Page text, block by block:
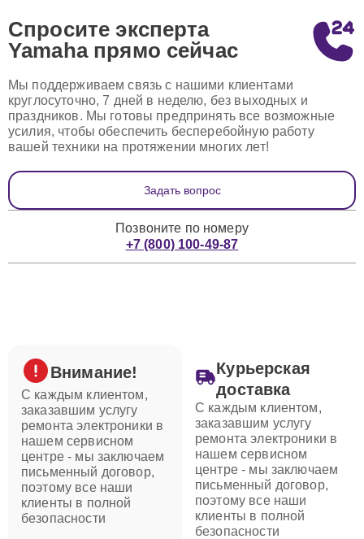
Спросите эксперта
Yamaha прямо сейчас
Мы поддерживаем связь с нашими клиентами
круглосуточно, 7 дней в неделю, без выходных и
праздников. Мы готовы предпринять все возможные
усилия, чтобы обеспечить бесперебойную работу
вашей техники на протяжении многих лет!
Задать вопрос
Позвоните по номеру
+7 (800) 100-49-87
Внимание!
С каждым клиентом,
заказавшим услугу
ремонта электроники в
нашем сервисном
центре - мы заключаем
письменный договор,
поэтому все наши
клиенты в полной
безопасности
Курьерская
доставка
С каждым клиентом,
заказавшим услугу
ремонта электроники в
нашем сервисном
центре - мы заключаем
письменный договор,
поэтому все наши
клиенты в полной
безопасности